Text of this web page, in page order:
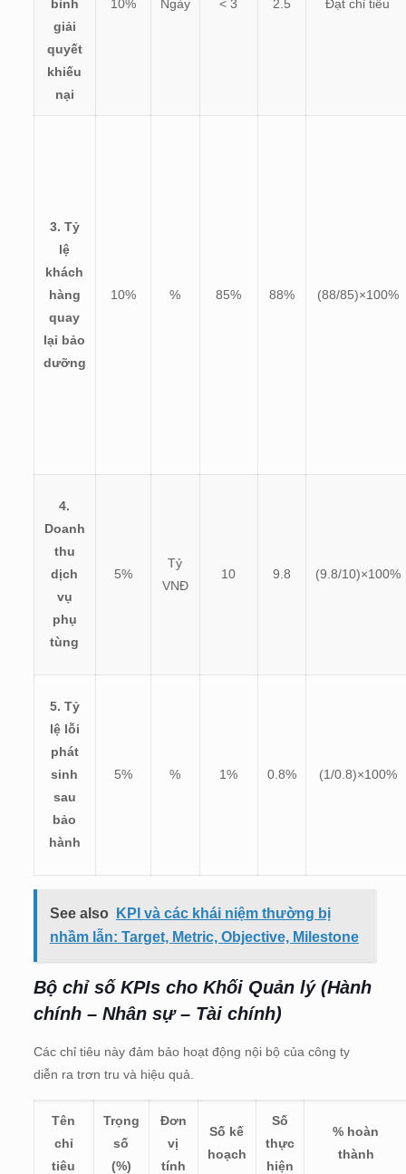
bình
giải
quyết
khiếu
nại
10% Ngày < 3 2.5 Đạt chỉ tiêu
3. Tỷ
lệ
khách
hàng
quay
lại bảo
dưỡng
10% % 85% 88% (88/85)×100%
4.
Doanh
thu
dịch
vụ
phụ
tùng
5%
Tỷ
VNĐ
10 9.8 (9.8/10)×100%
5. Tỷ
lệ lỗi
phát
sinh
sau
bảo
hành
5% % 1% 0.8% (1/0.8)×100%
See also
KPI và các khái niệm thường bị
nhầm lẫn: Target, Metric, Objective, Milestone
Bộ chỉ số KPIs cho Khối Quản lý (Hành
chính – Nhân sự – Tài chính)
Các chỉ tiêu này đảm bảo hoạt động nội bộ của công ty
diễn ra trơn tru và hiệu quả.
Tên
chỉ
tiêu
Trọng
số
(%)
Đơn
vị
tính
Số kế
hoạch
Số
thực
hiện
% hoàn
thành